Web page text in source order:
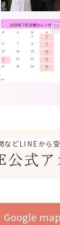
などLINEから
公式ア
Google map